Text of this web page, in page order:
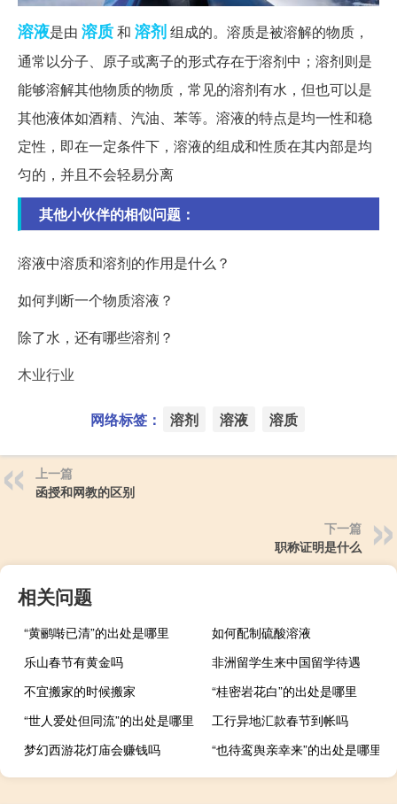
溶液是由 溶质和 溶剂组成的。溶质是被溶解的物质，
通常以分子、原子或离子的形式存在于溶剂中；溶剂则是
能够溶解其他物质的物质，常见的溶剂有水，但也可以是
其他液体如酒精、汽油、苯等。溶液的特点是均一性和稳
定性，即在一定条件下，溶液的组成和性质在其内部是均
匀的，并且不会轻易分离
其他小伙伴的相似问题：
溶液中溶质和溶剂的作用是什么？
如何判断一个物质溶液？
除了水，还有哪些溶剂？
木业行业
网络标签： 溶剂 溶液 溶质
上一篇
函授和网教的区别
下一篇
职称证明是什么
相关问题
“黄鹂啭已清”的出处是哪里
如何配制硫酸溶液
乐山春节有黄金吗
非洲留学生来中国留学待遇
不宜搬家的时候搬家
“桂密岩花白”的出处是哪里
“世人爱处但同流”的出处是哪里
工行异地汇款春节到帐吗
梦幻西游花灯庙会赚钱吗
“也待鸾舆亲幸来”的出处是哪里